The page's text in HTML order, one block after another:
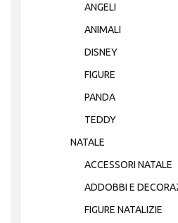
ANGELI
ANIMALI
DISNEY
FIGURE
PANDA
TEDDY
NATALE
ACCESSORI NATALE
ADDOBBI E
FIGURE NATALIZIE